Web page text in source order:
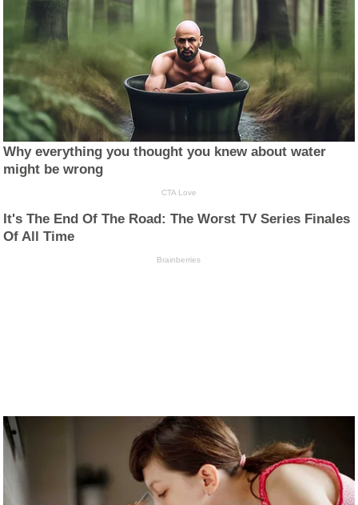
Why everything you thought you knew about water
might be wrong
CTA Love
It's The End Of The Road: The Worst TV Series Finales
Of All Time
Brainberries